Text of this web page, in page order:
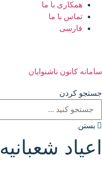
همکاری با ما
تماس با ما
فارسی
سامانه کانون ناشنوایان
جستجو کردن
بستن
اعیاد شعبانیه